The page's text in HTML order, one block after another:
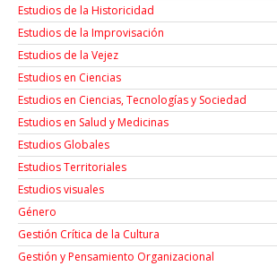
Estudios de la Historicidad
Estudios de la Improvisación
Estudios de la Vejez
Estudios en Ciencias
Estudios en Ciencias, Tecnologías y Sociedad
Estudios en Salud y Medicinas
Estudios Globales
Estudios Territoriales
Estudios visuales
Género
Gestión Crítica de la Cultura
Gestión y Pensamiento Organizacional